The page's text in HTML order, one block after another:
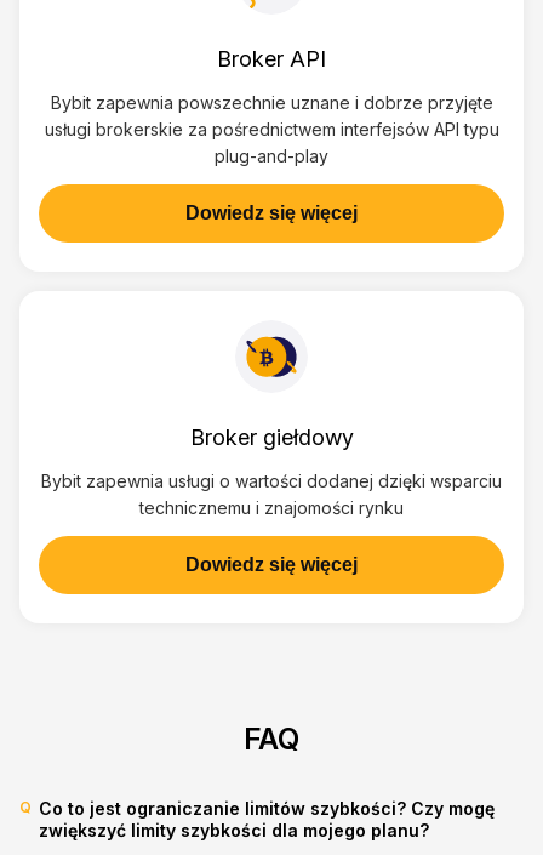
Broker API
Bybit zapewnia powszechnie uznane i dobrze przyjęte
usługi brokerskie za pośrednictwem interfejsów API typu
plug-and-play
Dowiedz się więcej
Broker giełdowy
Bybit zapewnia usługi o wartości dodanej dzięki wsparciu
technicznemu i znajomości rynku
Dowiedz się więcej
FAQ
Q Co to jest ograniczanie limitów szybkości? Czy mogę
zwiększyć limity szybkości dla mojego planu?